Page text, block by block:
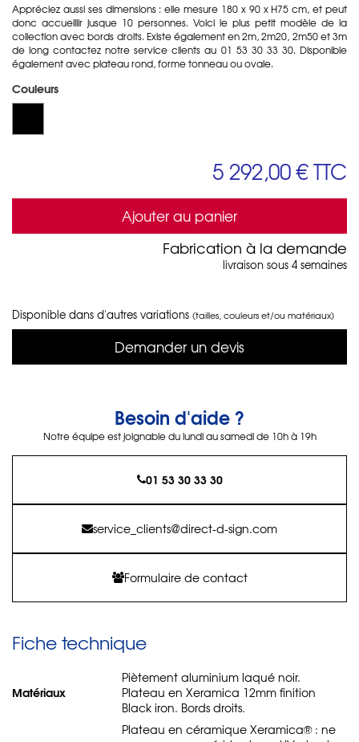
Appréciez aussi ses dimensions : elle mesure 180 x 90 x H75 cm, et peut
donc accueillir jusque 10 personnes. Voici le plus petit modèle de la
collection avec bords droits. Existe également en 2m, 2m20, 2m50 et 3m
de long contactez notre service clients au 01 53 30 33 30. Disponible
également avec plateau rond, forme tonneau ou ovale.
Couleurs
5 292,00 €TTC
Ajouter au panier
Fabrication à la demande
livraison sous 4 semaines
Disponible dans d'autres variations (tailles, couleurs et/ou matériaux)
Demander un devis
Besoin d'aide ?
Notre équipe est joignable du lundi au samedi de 10h à 19h
01 53 30 33 30
service_clients@direct-d-sign.com
Formulaire de contact
Fiche technique
Matériaux
Piètement aluminium laqué noir.
Plateau en Xeramica 12mm finition
Black iron. Bords droits.
Plateau en céramique Xeramica® : ne